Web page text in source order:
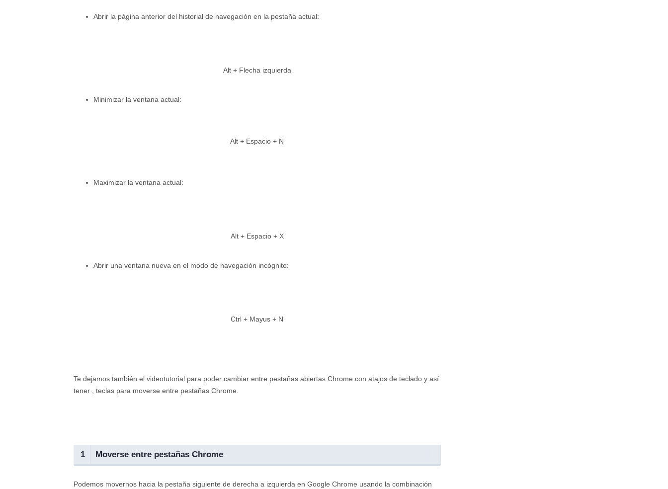
Abrir la página anterior del historial de navegación en la pestaña actual:
Alt+ Flecha izquierda
Minimizar la ventana actual:
Alt + Espacio + N
Maximizar la ventana actual:
Alt+ Espacio+ X
Abrir una ventana nueva en el modo de navegación incógnito:
Ctrl + Mayus + N
Te dejamos también el videotutorial para poder cambiar entre pestañas abiertas Chrome con atajos de teclado y así
tener , teclas para moverse entre pestañas Chrome.
1 Moverse entre pestañas Chrome
Podemos movernos hacia la pestaña siguiente de derecha a izquierda en Google Chrome usando la combinación